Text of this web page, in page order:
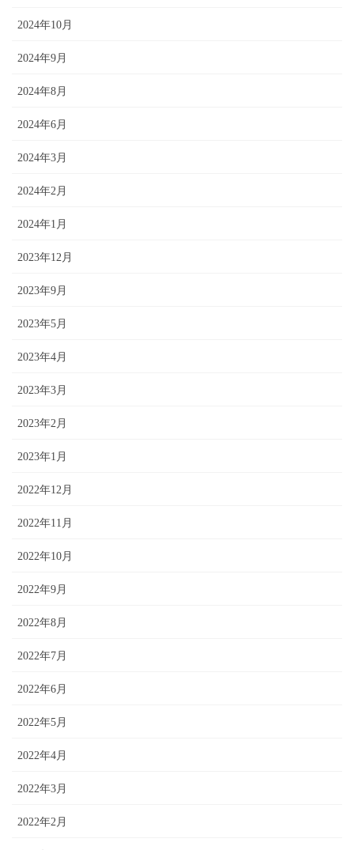
2024年10月
2024年9月
2024年8月
2024年6月
2024年3月
2024年2月
2024年1月
2023年12月
2023年9月
2023年5月
2023年4月
2023年3月
2023年2月
2023年1月
2022年12月
2022年11月
2022年10月
2022年9月
2022年8月
2022年7月
2022年6月
2022年5月
2022年4月
2022年3月
2022年2月